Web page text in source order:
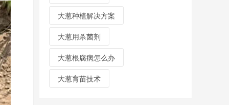
大葱种植解决方案
大葱用杀菌剂
大葱根腐病怎么办
大葱育苗技术